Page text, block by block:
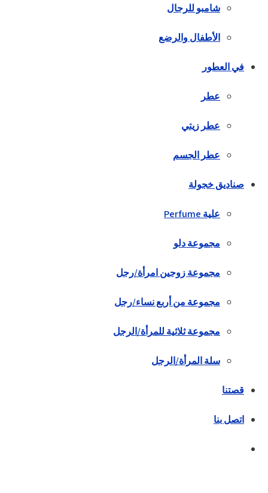
شامبو للرجال
الأطفال والرضع
في العطور
عطر
عطر زيتي
عطر الجسم
صناديق خجولة
علية Perfume
مجموعة دلو
مجموعة زوجين امرأة/رجل
مجموعة من أربع نساء/رجل
مجموعة ثلاثية للمرأة/الرجل
سلة المرأة/الرجل
قصتنا
اتصل بنا